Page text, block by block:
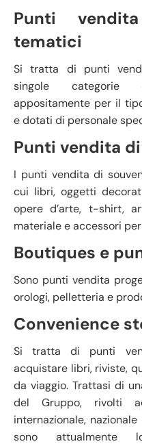
Punti
tematici
Si tratta di punti
singole categorie
appositamente per il
e dotati di personale
Punti vendita
I punti vendita di
cui libri, oggetti
opere d’arte, t-shirt,
materiale e accessori
Boutiques e
Sono punti vendita
orologi, pelletteria e
Convenience
Si tratta di punti
acquistare libri, riviste,
da viaggio. Trattasi di
del Gruppo, rivolti
internazionale,
sono attualmente